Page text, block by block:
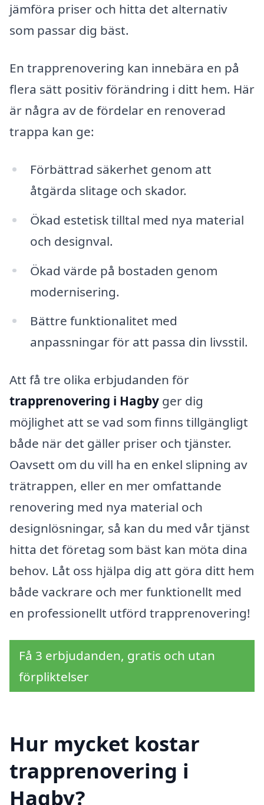
jämföra priser och hitta det alternativ
som passar dig bäst.
En trapprenovering kan innebära en på
flera sätt positiv förändring i ditt hem. Här
är några av de fördelar en renoverad
trappa kan ge:
Förbättrad säkerhet genom att
åtgärda slitage och skador.
Ökad estetisk tilltal med nya material
och designval.
Ökad värde på bostaden genom
modernisering.
Bättre funktionalitet med
anpassningar för att passa din livsstil.
Att få tre olika erbjudanden för
trapprenovering i Hagby ger dig
möjlighet att se vad som finns tillgängligt
både när det gäller priser och tjänster.
Oavsett om du vill ha en enkel slipning av
trätrappen, eller en mer omfattande
renovering med nya material och
designlösningar, så kan du med vår tjänst
hitta det företag som bäst kan möta dina
behov. Låt oss hjälpa dig att göra ditt hem
både vackrare och mer funktionellt med
en professionellt utförd trapprenovering!
Få 3 erbjudanden, gratis och utan
förpliktelser
Hur mycket kostar
trapprenovering i
Hagby?